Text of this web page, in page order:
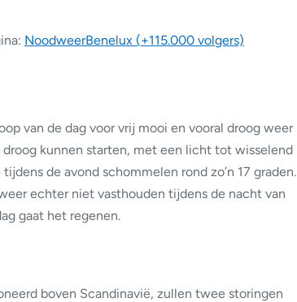
NoodweerBenelux (+115.000 volgers)
van de dag voor vrij mooi en vooral droog weer
kunnen starten, met een licht tot wisselend
de avond schommelen rond zo’n 17 graden.
echter niet vasthouden tijdens de nacht van
gaat het regenen.
boven Scandinavië, zullen twee storingen